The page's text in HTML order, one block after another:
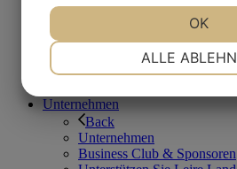
Back
Laden Sie
Café Hvidesøhus
Tagesprogramm
Unternehmen
Back
Unternehmen
Business Club & Sponsoren
MARKETING
ALLE
OK